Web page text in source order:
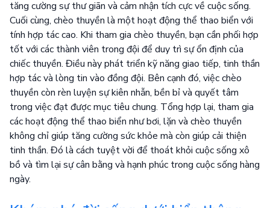
tăng cường sự thư giãn và cảm nhận tích cực về cuộc sống.
Cuối cùng, chèo thuyền là một hoạt động thể thao biển với
tính hợp tác cao. Khi tham gia chèo thuyền, bạn cần phối hợp
tốt với các thành viên trong đội để duy trì sự ổn định của
chiếc thuyền. Điều này phát triển kỹ năng giao tiếp, tinh thần
hợp tác và lòng tin vào đồng đội. Bên cạnh đó, việc chèo
thuyền còn rèn luyện sự kiên nhẫn, bền bỉ và quyết tâm
trong việc đạt được mục tiêu chung. Tổng hợp lại, tham gia
các hoạt động thể thao biển như bơi, lặn và chèo thuyền
không chỉ giúp tăng cường sức khỏe mà còn giúp cải thiện
tinh thần. Đó là cách tuyệt vời để thoát khỏi cuộc sống xô
bồ và tìm lại sự cân bằng và hạnh phúc trong cuộc sống hàng
ngày.